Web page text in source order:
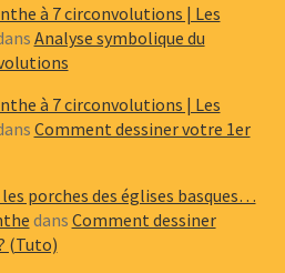
à 7 circonvolutions | Les
Analyse symbolique du
à 7 circonvolutions | Les
Comment dessiner votre 1er
porches des églises basques…
dans Comment dessiner
(Tuto)